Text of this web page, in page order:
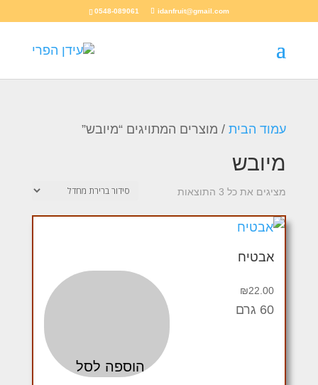
0548-089061 idanfruit@gmail.com
עמוד הבית/ מוצרים המתויגים “מיובש”
מיובש
מציגים את כל ⁦3⁩ התוצאות
אבטיח
₪22.00
הוספה לסל
60 גרם